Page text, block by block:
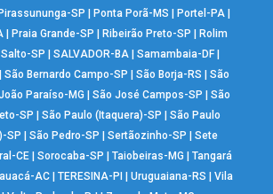
SP | Ponta Porã-MS | Portel-PA|
| Praia Grande-SP | Ribeirão Preto-SP | Rolim
Salto-SP |SALVADOR-BA |Samambaia-DF |
| São Bernardo Campo-SP | São Borja-RS | São
Paraíso-MG | São José Campos-SP | São
SP | São Paulo (Itaquera)-SP | São Paulo
SP | São Pedro-SP | Sertãozinho-SP | Sete
CE |Sorocaba-SP |Taiobeiras-MG |Tangará
AC| TERESINA-PI | Uruguaiana-RS | Vila